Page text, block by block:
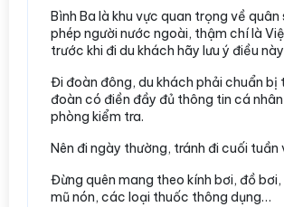
Bình Ba là khu vực quan trọng về quân
phép người nước ngoài, thậm chí là
trước khi đi du khách hãy lưu ý điều
Đi đoàn đông, du khách phải chuẩn bị
đoàn có điền đầy đủ thông tin cá
phòng kiểm tra.
Nên đi ngày thường, tránh đi cuối tuần
Đừng quên mang theo kính bơi, đồ
mũ nón, các loại thuốc thông dụng…